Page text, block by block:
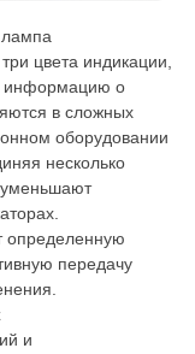
лампа
цвета индикации,
информацию о
в сложных
оборудовании
несколько
уменьшают
определенную
передачу
и